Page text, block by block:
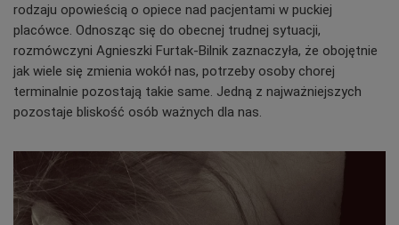
rodzaju opowieścią o opiece nad pacjentami w puckiej
placówce. Odnosząc się do obecnej trudnej sytuacji,
rozmówczyni Agnieszki Furtak-Bilnik zaznaczyła, że obojętnie
jak wiele się zmienia wokół nas, potrzeby osoby chorej
terminalnie pozostają takie same. Jedną z najważniejszych
pozostaje bliskość osób ważnych dla nas.